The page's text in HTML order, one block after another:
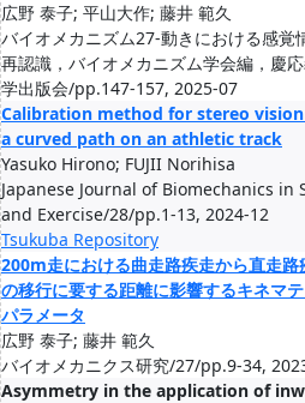
広野 泰子; 平山大作; 藤井 範久
バイオメカニズム27-動きにおける感覚
再認識，バイオメカニズム学会編，慶
学出版会/pp.147-157, 2025-07
Calibration method for stereo
a curved path on an athletic track
Yasuko Hirono; FUJII Norihisa
Japanese Journal of Biomechanics in
and Exercise/28/pp.1-13, 2024-12
Tsukuba Repository
200m走における曲走路疾走から直走路
の移行に要する距離に影響するキネマ
パラメータ
広野 泰子; 藤井 範久
バイオメカニクス研究/27/pp.9-34,
Asymmetry in the application of